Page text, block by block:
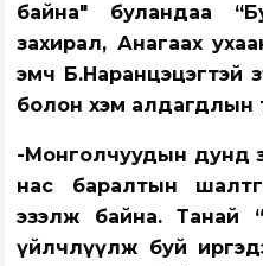
байна" буландаа
захирал, Анагаах
эмч Б.Наранцэцэгтэй
болон хэм алдагдлын
-Монголчуудын дунд
нас баралтын
эзэлж байна. Танай
үйлчлүүлж буй